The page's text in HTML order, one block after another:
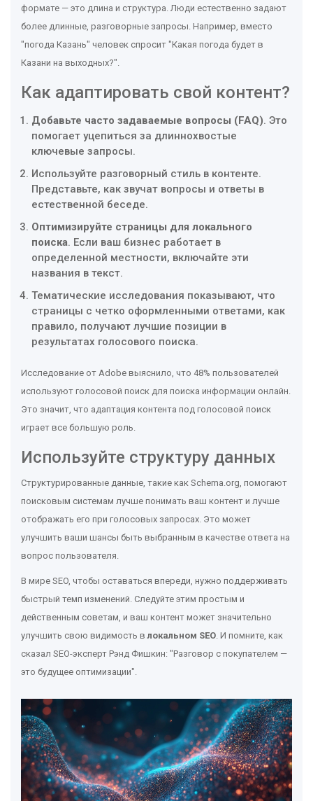
формате — это длина и структура. Люди естественно задают
более длинные, разговорные запросы. Например, вместо
"погода Казань" человек спросит "Какая погода будет в
Казани на выходных?".
Как адаптировать свой контент?
Добавьте часто задаваемые вопросы (FAQ). Это
помогает уцепиться за длиннохвостые
ключевые запросы.
Используйте разговорный стиль в контенте.
Представьте, как звучат вопросы и ответы в
естественной беседе.
Оптимизируйте страницы для локального
поиска. Если ваш бизнес работает в
определенной местности, включайте эти
названия в текст.
Тематические исследования показывают, что
страницы с четко оформленными ответами, как
правило, получают лучшие позиции в
результатах голосового поиска.
Исследование от Adobe выяснило, что 48% пользователей
используют голосовой поиск для поиска информации онлайн.
Это значит, что адаптация контента под голосовой поиск
играет все большую роль.
Используйте структуру данных
Структурированные данные, такие как Schema.org, помогают
поисковым системам лучше понимать ваш контент и лучше
отображать его при голосовых запросах. Это может
улучшить ваши шансы быть выбранным в качестве ответа на
вопрос пользователя.
В мире SEO, чтобы оставаться впереди, нужно поддерживать
быстрый темп изменений. Следуйте этим простым и
действенным советам, и ваш контент может значительно
улучшить свою видимость влокальном SEO. И помните, как
сказал SEO-эксперт Рэнд Фишкин: "Разговор с покупателем —
это будущее оптимизации".